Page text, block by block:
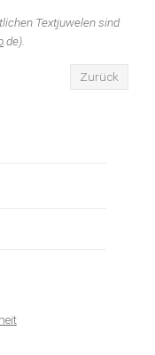
Textjuwelen sind
.de).
Zurück